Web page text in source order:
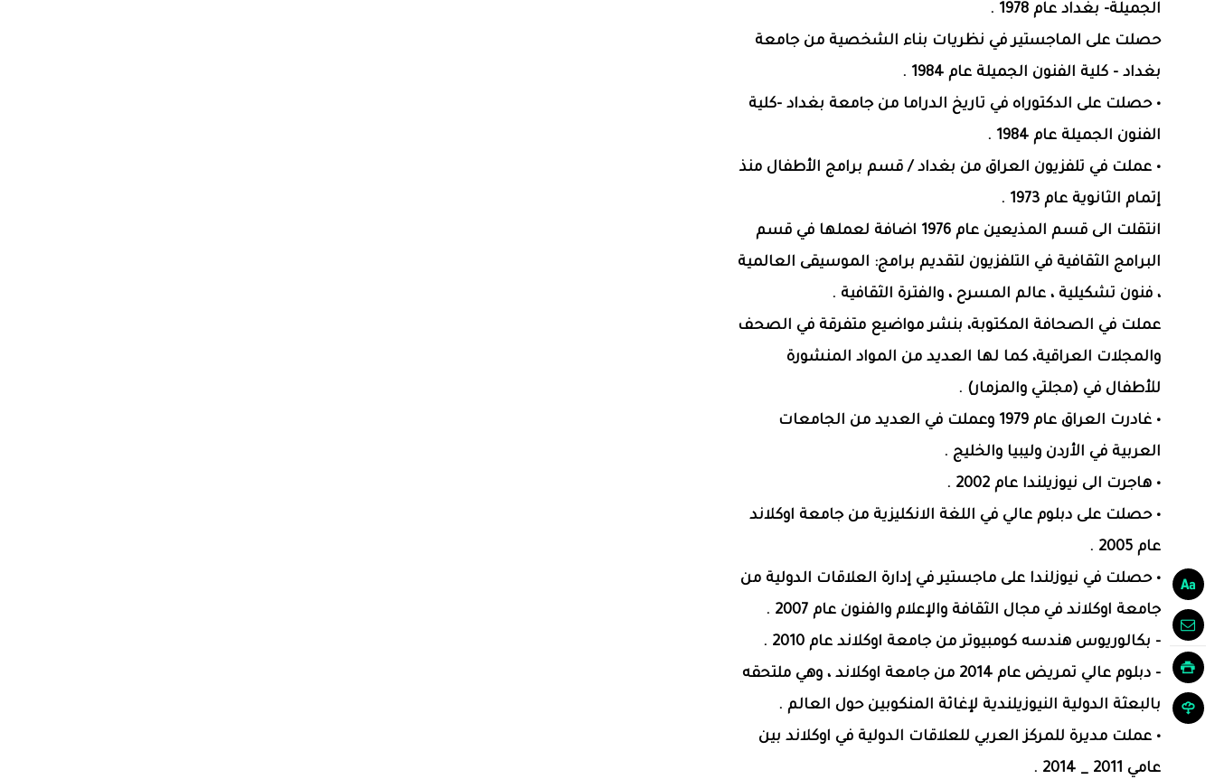
الجميلة- بغداد عام 1978 .
حصلت على الماجستير في نظريات بناء الشخصية من جامعة
بغداد - كلية الفنون الجميلة عام 1984 .
• حصلت على الدكتوراه في تاريخ الدراما من جامعة بغداد -كلية
الفنون الجميلة عام 1984 .
• عملت في تلفزيون العراق من بغداد / قسم برامج الأطفال منذ
إتمام الثانوية عام 1973 .
انتقلت الى قسم المذيعين عام 1976 اضافة لعملها في قسم
البرامج الثقافية في التلفزيون لتقديم برامج: الموسيقى العالمية
، فنون تشكيلية ، عالم المسرح ، والفترة الثقافية .
عملت في الصحافة المكتوبة، بنشر مواضيع متفرقة في الصحف
والمجلات العراقية، كما لها العديد من المواد المنشورة
للأطفال في (مجلتي والمزمار) .
• غادرت العراق عام 1979 وعملت في العديد من الجامعات
العربية في الأردن وليبيا والخليج .
• هاجرت الى نيوزيلندا عام 2002 .
• حصلت على دبلوم عالي في اللغة الانكليزية من جامعة اوكلاند
عام 2005 .
• حصلت في نيوزلندا على ماجستير في إدارة العلاقات الدولية من
جامعة اوكلاند في مجال الثقافة والإعلام والفنون عام 2007 .
- بكالوريوس هندسه كومبيوتر من جامعة اوكلاند عام 2010 .
- دبلوم عالي تمريض عام 2014 من جامعة اوكلاند ، وهي ملتحقه
بالبعثة الدولية النيوزيلندية لإغاثة المنكوبين حول العالم .
• عملت مديرة للمركز العربي للعلاقات الدولية في اوكلاند بين
عامي 2011 _ 2014 .